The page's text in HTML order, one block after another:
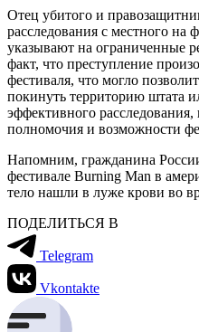
Отец убитого и
расследования с местного на
указывают на ограниченные
факт, что преступление
фестиваля, что могло
покинуть территорию штата
эффективного
полномочия и возможности
Напомним, гражданина
фестивале Burning Man в
тело нашли в луже крови во
ПОДЕЛИТЬСЯ В
Telegram
Vkontakte